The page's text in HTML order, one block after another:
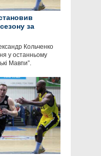
за
Кольченко
у останньому
Мавпи”.